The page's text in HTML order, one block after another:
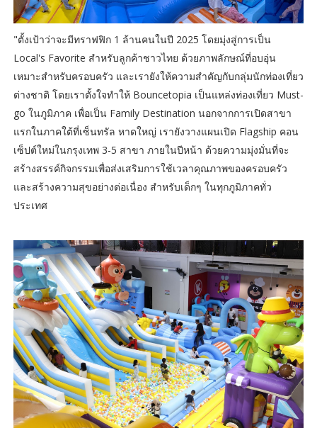
"ตั้งเป้าว่าจะมีทราฟฟิก 1 ล้านคนในปี 2025 โดยมุ่งสู่การเป็น
Local's Favorite สำหรับลูกค้าชาวไทย ด้วยภาพลักษณ์ที่อบอุ่น
เหมาะสำหรับครอบครัว และเรายังให้ความสำคัญกับกลุ่มนักท่องเที่ยว
ต่างชาติ โดยเราตั้งใจทำให้ Bouncetopia เป็นแหล่งท่องเที่ยว Must-
go ในภูมิภาค เพื่อเป็น Family Destination นอกจากการเปิดสาขา
แรกในภาคใต้ที่เซ็นทรัล หาดใหญ่ เรายังวางแผนเปิด Flagship คอน
เซ็ปต์ใหม่ในกรุงเทพ 3-5 สาขา ภายในปีหน้า ด้วยความมุ่งมั่นที่จะ
สร้างสรรค์กิจกรรมเพื่อส่งเสริมการใช้เวลาคุณภาพของครอบครัว
และสร้างความสุขอย่างต่อเนื่อง สำหรับเด็กๆ ในทุกภูมิภาคทั่ว
ประเทศ